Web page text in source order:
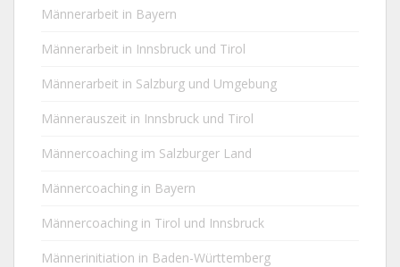
Männerarbeit in Bayern
Männerarbeit in Innsbruck und Tirol
Männerarbeit in Salzburg und Umgebung
Männerauszeit in Innsbruck und Tirol
Männercoaching im Salzburger Land
Männercoaching in Bayern
Männercoaching in Tirol und Innsbruck
Männerinitiation in Baden-Württemberg